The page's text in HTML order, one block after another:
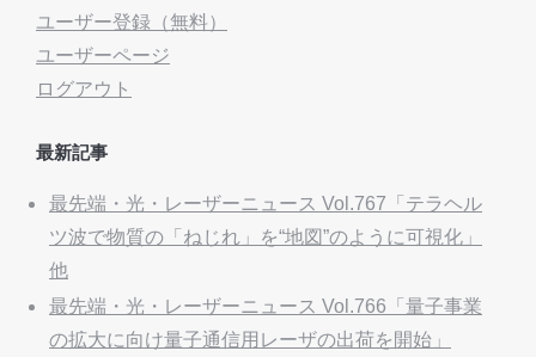
ユーザー登録（無料）
ユーザーページ
ログアウト
最新記事
最先端・光・レーザーニュース Vol.767「テラヘル
ツ波で物質の「ねじれ」を“地図”のように可視化」
他
最先端・光・レーザーニュース Vol.766「量子事業
の拡大に向け量子通信用レーザの出荷を開始」